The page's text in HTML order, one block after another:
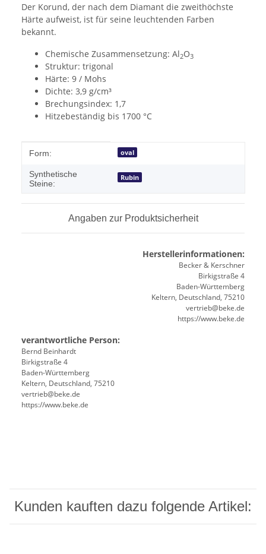
Der Korund, der nach dem Diamant die zweithöchste
Härte aufweist, ist für seine leuchtenden Farben
bekannt.
Chemische Zusammensetzung: Al2O3
Struktur: trigonal
Härte: 9 / Mohs
Dichte: 3,9 g/cm³
Brechungsindex: 1,7
Hitzebeständig bis 1700 °C
Produkteigenschaft
Wert
Form: oval
Synthetische
Steine:
Rubin
Angaben zur Produktsicherheit
Herstellerinformationen:
Becker & Kerschner
Birkigstraße 4
Baden-Württemberg
Keltern, Deutschland, 75210
vertrieb@beke.de
https://www.beke.de
verantwortliche Person:
Bernd Beinhardt
Birkigstraße 4
Baden-Württemberg
Keltern, Deutschland, 75210
vertrieb@beke.de
https://www.beke.de
Kunden kauften dazu folgende Artikel: